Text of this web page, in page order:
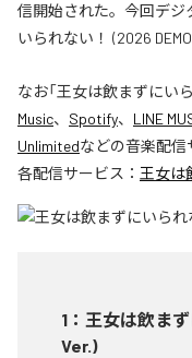
信開始された。今回デジ
いられない！ (2026
なお「王女は飲まずにい
Music、 Spotify、 LINE
Unlimitedなどの音楽配信
各配信サービス： 王女は
1 ： 王女は飲ま
Ver.)